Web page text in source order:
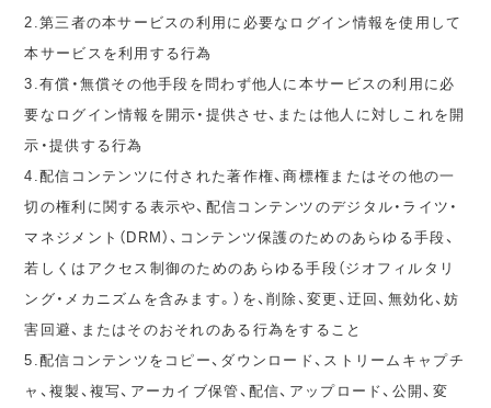
2.第三者の本サービスの利用に必要なログイン情報を使用して
本サービスを利用する行為
3.有償・無償その他手段を問わず他人に本サービスの利用に必
要なログイン情報を開示・提供させ、または他人に対しこれを開
示・提供する行為
4.配信コンテンツに付された著作権、商標権またはその他の一
切の権利に関する表示や、配信コンテンツのデジタル・ライツ・
マネジメント（DRM）、コンテンツ保護のためのあらゆる手段、
若しくはアクセス制御のためのあらゆる手段（ジオフィルタリ
ング・メカニズムを含みます。）を、削除、変更、迂回、無効化、妨
害回避、またはそのおそれのある行為をすること
5.配信コンテンツをコピー、ダウンロード、ストリームキャプチ
ャ、複製、複写、アーカイブ保管、配信、アップロード、公開、変